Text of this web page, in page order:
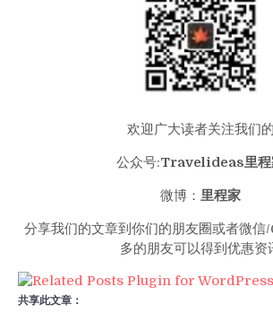
欢迎广大读者关注我们的
公众号:Travelideas里程
微博： 里程家
分享我们的文章到你们的朋友圈或者微信
多的朋友可以得到优惠资
共享此文章：